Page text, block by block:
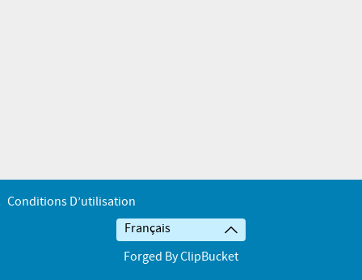
Conditions D’utilisation
Français
Forged By ClipBucket